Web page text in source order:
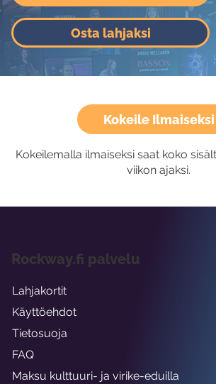
Osta lahjaksi
Kokeile Ilmaiseksi
Kokeilemalla ilmaiseksi saat koko
viikon ajaksi.
Rockway.fi palvelu
Lahjakortit
Käyttöehdot
Tietosuoja
FAQ
Maksu kulttuuri- ja virike-eduilla